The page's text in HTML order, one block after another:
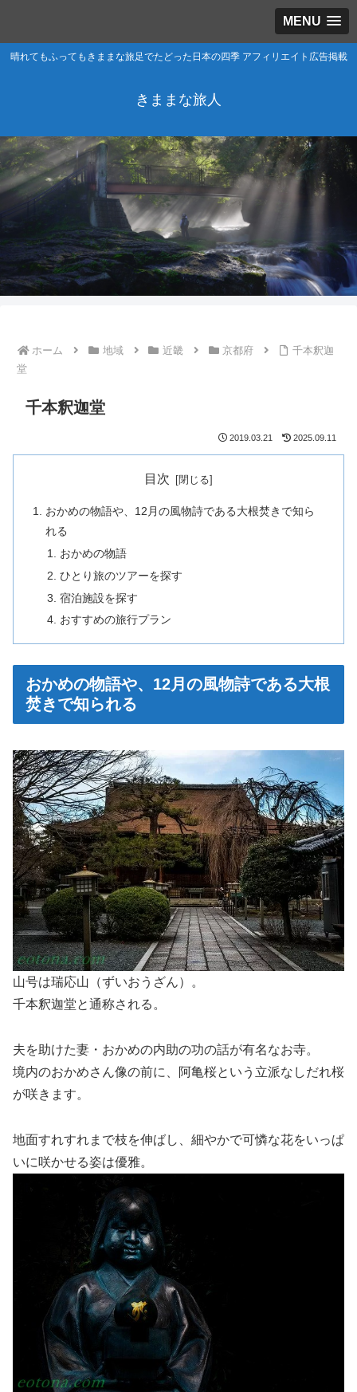
MENU
晴れてもふってもきままな旅足でたどった日本の四季 アフィリエイト広告掲載
きままな旅人
ホーム 地域 近畿 京都府
千本釈迦
堂
千本釈迦堂
2019.03.21 2025.09.11
目次
おかめの物語や、12月の風物詩である大根焚きで知ら
れる
おかめの物語
ひとり旅のツアーを探す
宿泊施設を探す
おすすめの旅行プラン
おかめの物語や、12月の風物詩である大根
焚きで知られる
山号は瑞応山（ずいおうざん）。
千本釈迦堂と通称される。
夫を助けた妻・おかめの内助の功の話が有名なお寺。
境内のおかめさん像の前に、阿亀桜という立派なしだれ桜
が咲きます。
地面すれすれまで枝を伸ばし、細やかで可憐な花をいっぱ
いに咲かせる姿は優雅。